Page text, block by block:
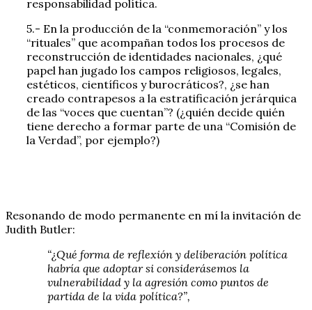
responsabilidad política.
5.- En la producción de la “conmemoración” y los
“rituales” que acompañan todos los procesos de
reconstrucción de identidades nacionales, ¿qué
papel han jugado los campos religiosos, legales,
estéticos, científicos y burocráticos?, ¿se han
creado contrapesos a la estratificación jerárquica
de las “voces que cuentan”? (¿quién decide quién
tiene derecho a formar parte de una “Comisión de
la Verdad”, por ejemplo?)
Resonando de modo permanente en mí la invitación de
Judith Butler:
“¿Qué forma de reflexión y deliberación política
habría que adoptar si considerásemos la
vulnerabilidad y la agresión como puntos de
partida de la vida política?”,